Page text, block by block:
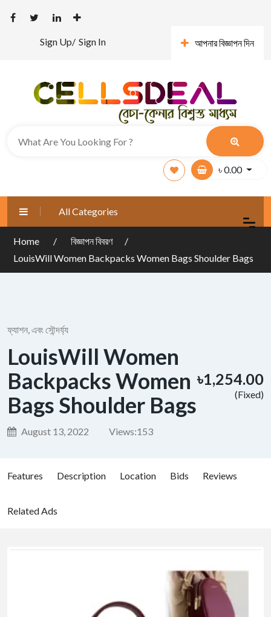
Sign Up/ Sign In আপনার বিজ্ঞাপন দিন
৳0.00
All Categories
Home
বিজ্ঞাপন বিবরণ
LouisWill Women Backpacks Women Bags Shoulder Bags
ফ্যাশন, এবং সৌন্দর্য্য
LouisWill Women
Backpacks Women
Bags Shoulder Bags
August 13, 2022 Views:153
৳1,254.00
(Fixed)
Features Description Location Bids Reviews
Related Ads